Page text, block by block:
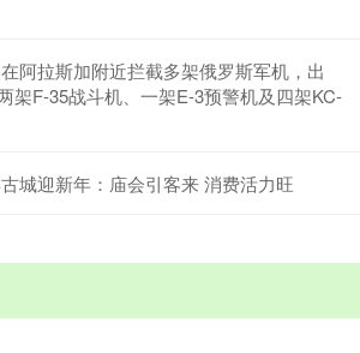
阿拉斯加附近拦截多架俄罗斯军机，出
架F-35战斗机、一架E-3预警机及四架KC-
城迎新年：庙会引客来 消费活力旺